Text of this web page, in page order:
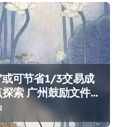
可节省1/3交易成
索 广州鼓励文件也